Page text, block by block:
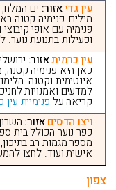
עין גדיאזור: ים המלח,
מילים: פנימיה קטנה
פנימיה עם אופי
ופעילות בתנועת
עין כרמיתאזור:
כאן היא פנימיה קטנה,
אינטימית וקטנה.
למדעים ואמנויות
קריאה על פנימיית עין
ויצו הדסיםאזור:
כפר נוער הכולל בית
מספר מגמות רב בתיכון,
אישית ועוד. לחצו
צפון